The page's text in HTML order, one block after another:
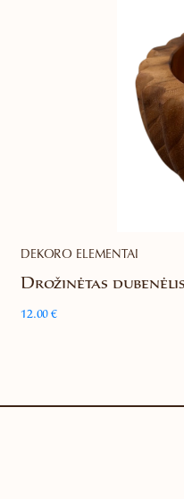
DEKORO ELEMENTAI
Drožinėtas
12.00€